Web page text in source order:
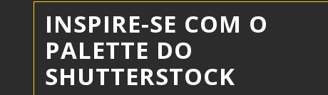
INSPIRE-SE COM O
PALETTE DO
SHUTTERSTOCK